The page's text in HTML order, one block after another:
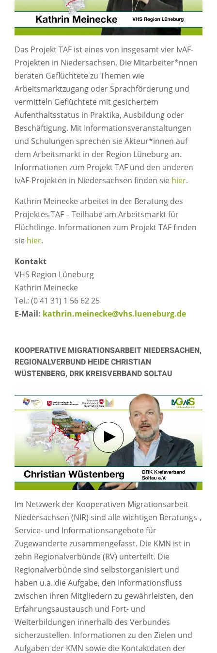
Das Projekt TAF ist eines von insgesamt vier IvAF-
Projekten in Niedersachsen. Die Mitarbeiter*nnen
beraten Geflüchtete zu Themen wie
Arbeitsmarktzugang oder Sprachförderung und
vermitteln Geflüchtete mit gesichertem
Aufenthaltsstatus in Praktika, Ausbildung oder
Beschäftigung. Mit Informationsveranstaltungen
und Schulungen sprechen sie Akteur*innen auf
dem Arbeitsmarkt in der Region Lüneburg an.
Informationen zum Projekt TAF und den anderen
IvAF-Projekten in Niedersachsen finden sie hier.
Kathrin Meinecke arbeitet in der Beratung des
Projektes TAF – Teilhabe am Arbeitsmarkt für
Flüchtlinge. Informationen zum Projekt TAF finden
sie hier.
Kontakt
VHS Region Lüneburg
Kathrin Meinecke
Tel.: (0 41 31) 1 56 62 25
E-Mail: kathrin.meinecke@vhs.lueneburg.de
KOOPERATIVE MIGRATIONSARBEIT NIEDERSACHEN,
REGIONALVERBUND HEIDE CHRISTIAN
WÜSTENBERG, DRK KREISVERBAND SOLTAU
Verbindung mit Youtube
Im Netzwerk der Kooperativen Migrationsarbeit
Niedersachsen (NIR) sind alle wichtigen Beratungs-,
Service- und Informationsangebote für
Zugewanderte zusammengefasst. Die KMN ist in
zehn Regionalverbünde (RV) unterteilt. Die
Regionalverbünde sind selbstorganisiert und
haben u.a. die Aufgabe, den Informationsfluss
zwischen ihren Mitgliedern zu gewährleisten, den
Erfahrungsaustausch und Fort- und
Weiterbildungen innerhalb des Verbundes
sicherzustellen. Informationen zu den Zielen und
Aufgaben der KMN sowie die Kontaktdaten der